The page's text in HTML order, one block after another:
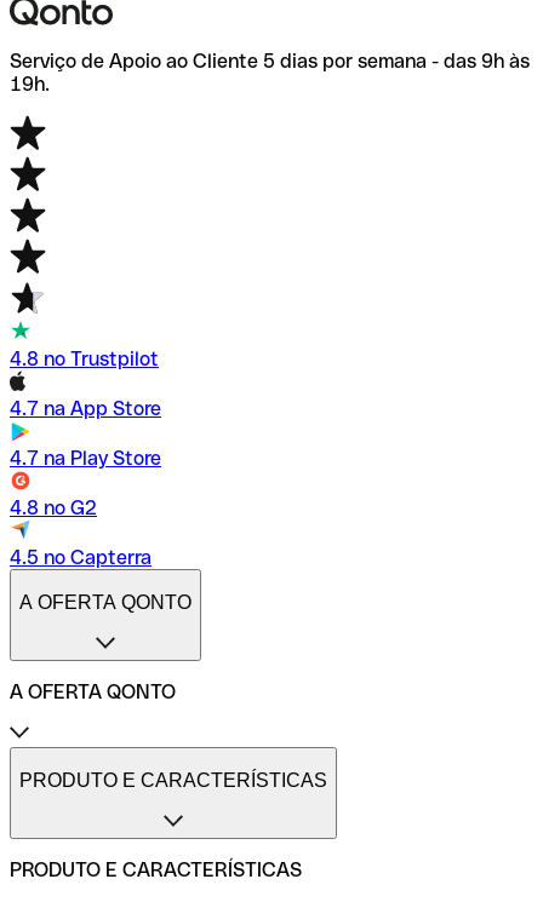
Serviço de Apoio ao Cliente 5 dias por semana - das 9h às
19h.
4.8 no Trustpilot
4.7 na App Store
4.7 na Play Store
4.8 no G2
4.5 no Capterra
A OFERTA QONTO
A OFERTA QONTO
Conta profissional online
Conta profissional para pequenas empresas
Métodos de pagamento
PRODUTO E CARACTERÍSTICAS
PRODUTO E CARACTERÍSTICAS